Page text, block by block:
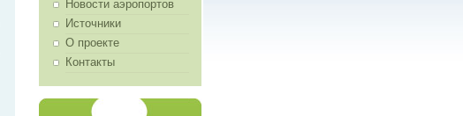
Новости аэропортов
Источники
О проекте
Контакты